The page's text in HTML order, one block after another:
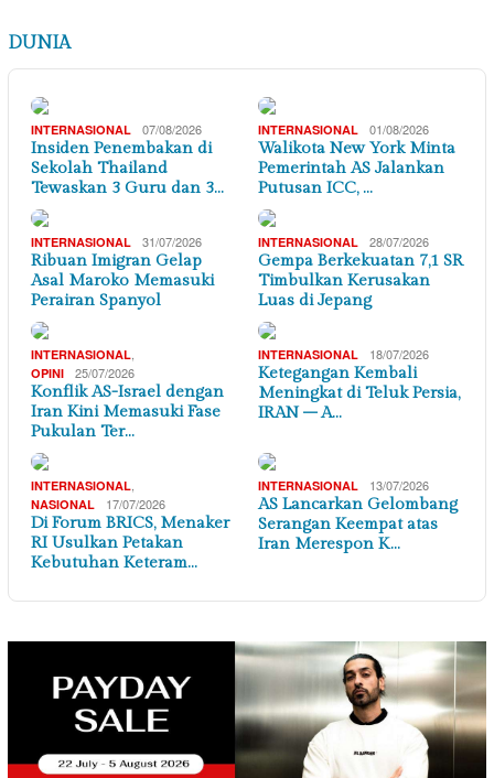
DUNIA
INTERNASIONAL 07/08/2026
Insiden Penembakan di
Sekolah Thailand
Tewaskan 3 Guru dan 3…
INTERNASIONAL 01/08/2026
Walikota New York Minta
Pemerintah AS Jalankan
Putusan ICC, …
INTERNASIONAL 31/07/2026
Ribuan Imigran Gelap
Asal Maroko Memasuki
Perairan Spanyol
INTERNASIONAL 28/07/2026
Gempa Berkekuatan 7,1 SR
Timbulkan Kerusakan
Luas di Jepang
INTERNASIONAL,
OPINI 25/07/2026
Konflik AS-Israel dengan
Iran Kini Memasuki Fase
Pukulan Ter…
INTERNASIONAL 18/07/2026
Ketegangan Kembali
Meningkat di Teluk Persia,
IRAN – A…
INTERNASIONAL,
NASIONAL 17/07/2026
Di Forum BRICS, Menaker
RI Usulkan Petakan
Kebutuhan Keteram…
INTERNASIONAL 13/07/2026
AS Lancarkan Gelombang
Serangan Keempat atas
Iran Merespon K…